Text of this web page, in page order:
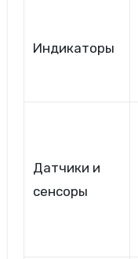
Индикаторы
Датчики и
сенсоры